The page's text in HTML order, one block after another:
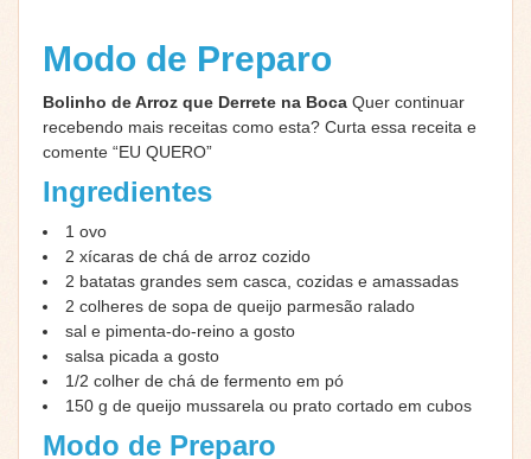
Modo de Preparo
Bolinho de Arroz que Derrete na Boca Quer continuar
recebendo mais receitas como esta? Curta essa receita e
comente “EU QUERO”
Ingredientes
1 ovo
2 xícaras de chá de arroz cozido
2 batatas grandes sem casca, cozidas e amassadas
2 colheres de sopa de queijo parmesão ralado
sal e pimenta-do-reino a gosto
salsa picada a gosto
1/2 colher de chá de fermento em pó
150 g de queijo mussarela ou prato cortado em cubos
Modo de Preparo